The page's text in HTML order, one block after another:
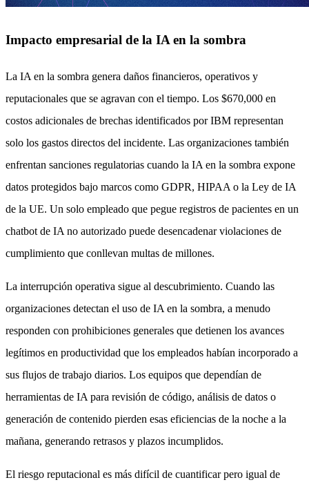
Impacto empresarial de la IA en la sombra
La IA en la sombra genera daños financieros, operativos y
reputacionales que se agravan con el tiempo. Los $670,000 en
costos adicionales de brechas identificados por IBM representan
solo los gastos directos del incidente. Las organizaciones también
enfrentan sanciones regulatorias cuando la IA en la sombra expone
datos protegidos bajo marcos como GDPR, HIPAA o la Ley de IA
de la UE. Un solo empleado que pegue registros de pacientes en un
chatbot de IA no autorizado puede desencadenar violaciones de
cumplimiento que conllevan multas de millones.
La interrupción operativa sigue al descubrimiento. Cuando las
organizaciones detectan el uso de IA en la sombra, a menudo
responden con prohibiciones generales que detienen los avances
legítimos en productividad que los empleados habían incorporado a
sus flujos de trabajo diarios. Los equipos que dependían de
herramientas de IA para revisión de código, análisis de datos o
generación de contenido pierden esas eficiencias de la noche a la
mañana, generando retrasos y plazos incumplidos.
El riesgo reputacional es más difícil de cuantificar pero igual de